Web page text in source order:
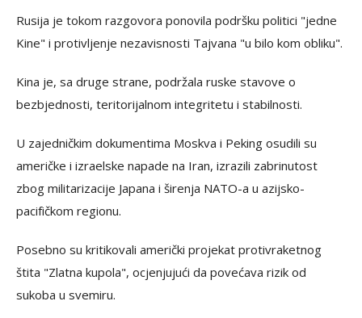
Rusija je tokom razgovora ponovila podršku politici "jedne
Kine" i protivljenje nezavisnosti Tajvana "u bilo kom obliku".
Kina je, sa druge strane, podržala ruske stavove o
bezbjednosti, teritorijalnom integritetu i stabilnosti.
U zajedničkim dokumentima Moskva i Peking osudili su
američke i izraelske napade na Iran, izrazili zabrinutost
zbog militarizacije Japana i širenja NATO-a u azijsko-
pacifičkom regionu.
Posebno su kritikovali američki projekat protivraketnog
štita "Zlatna kupola", ocjenjujući da povećava rizik od
sukoba u svemiru.